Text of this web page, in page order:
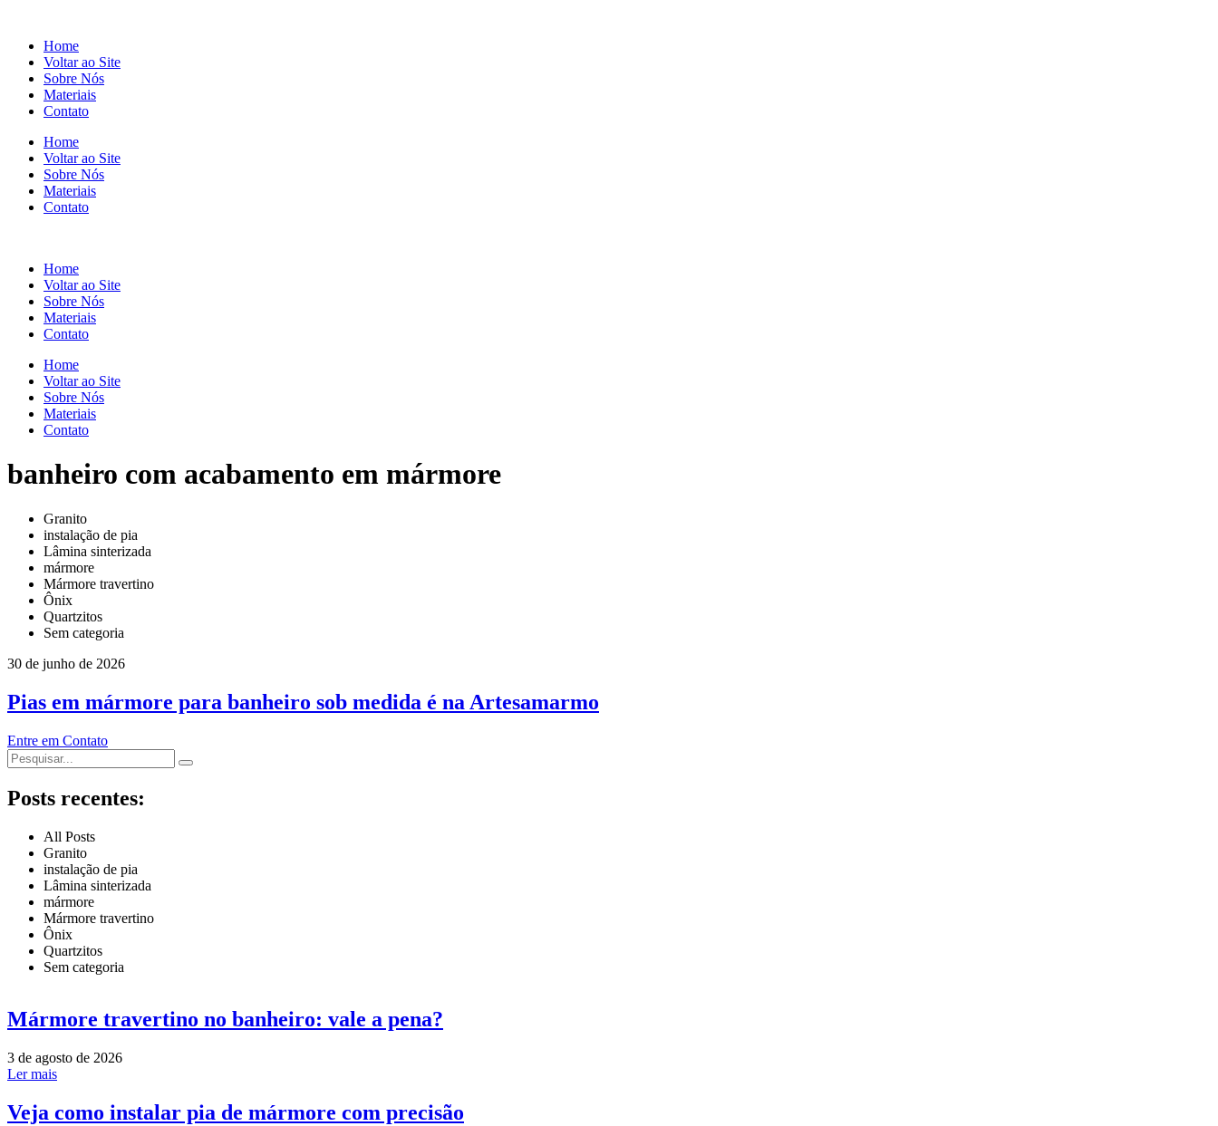
Home
Voltar ao Site
Sobre Nós
Materiais
Contato
Home
Voltar ao Site
Sobre Nós
Materiais
Contato
Home
Voltar ao Site
Sobre Nós
Materiais
Contato
Home
Voltar ao Site
Sobre Nós
Materiais
Contato
banheiro com acabamento em mármore
Granito
instalação de pia
Lâmina sinterizada
mármore
Mármore travertino
Ônix
Quartzitos
Sem categoria
30 de junho de 2026
Pias em mármore para banheiro sob medida é na Artesamarmo
Entre em Contato
Posts recentes:
All Posts
Granito
instalação de pia
Lâmina sinterizada
mármore
Mármore travertino
Ônix
Quartzitos
Sem categoria
Mármore travertino no banheiro: vale a pena?
3 de agosto de 2026
Ler mais
Veja como instalar pia de mármore com precisão